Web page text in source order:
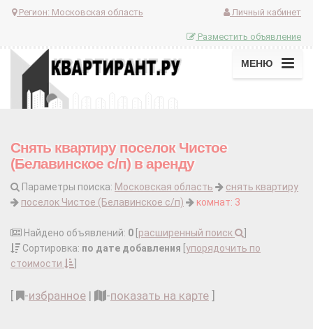
Регион: Московская область Личный кабинет
Разместить объявление
МЕНЮ
Снять квартиру поселок Чистое
(Белавинское с/п) в аренду
Параметры поиска: Московская область
снять квартиру
поселок Чистое (Белавинское с/п)
комнат: 3
Найдено объявлений: 0 расширенный поиск
Сортировка: по дате добавления упорядочить по
стоимости
-избранное | -показать на карте